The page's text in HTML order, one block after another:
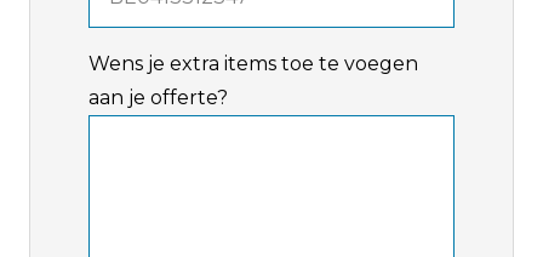
Wens je extra items toe te voegen
aan je offerte?